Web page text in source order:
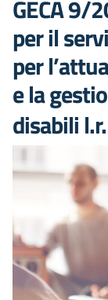
GECA 9/
per il
per
e la
disabili